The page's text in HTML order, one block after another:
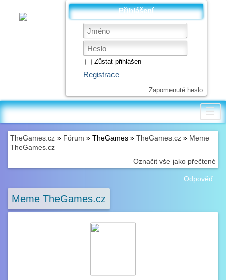
Přihlášení
Zůstat přihlášen
Registrace
Zapomenuté heslo
☰
TheGames.cz » Fórum » TheGames » TheGames.cz » Meme
TheGames.cz
Označit vše jako přečtené
Odpověď
Meme TheGames.cz